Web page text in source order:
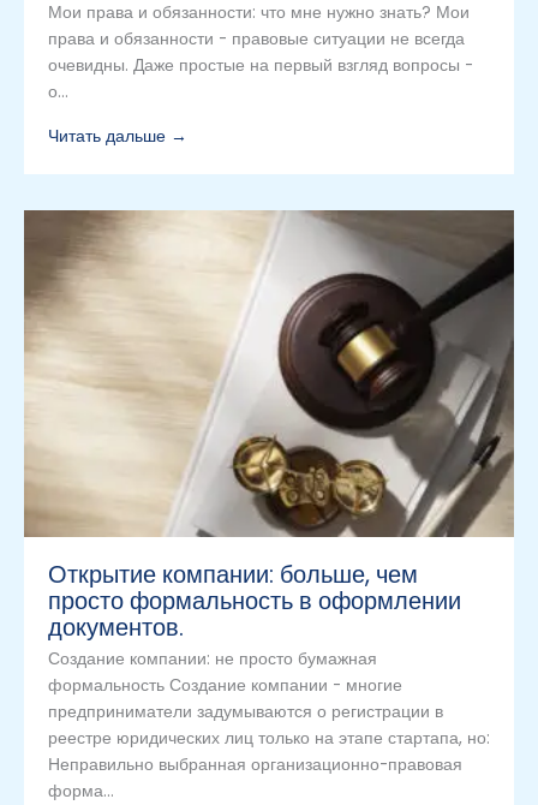
Мои права и обязанности: что мне нужно знать? Мои
права и обязанности - правовые ситуации не всегда
очевидны. Даже простые на первый взгляд вопросы -
о...
Читать дальше →
Открытие компании: больше, чем
просто формальность в оформлении
документов.
Создание компании: не просто бумажная
формальность Создание компании - многие
предприниматели задумываются о регистрации в
реестре юридических лиц только на этапе стартапа, но:
Неправильно выбранная организационно-правовая
форма...